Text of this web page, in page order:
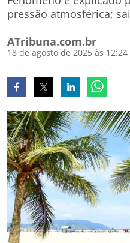
pressão atmosférica;
ATribuna.com.br
18 de agosto de 2025 às 12:24